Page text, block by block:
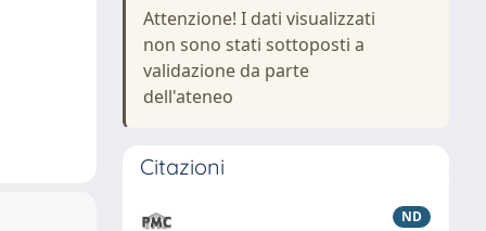
Attenzione! I dati visualizzati
non sono stati sottoposti a
validazione da parte
dell'ateneo
Citazioni
ND